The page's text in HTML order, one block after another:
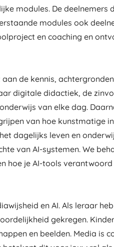
modules. De deelnemers
modules ook
en coaching en
de kennis,
digitale didactiek, de
van elke dag.
van hoe kunstmatige
dagelijks leven en
van AI-systemen. We
hoe je AI-tools
en AI. Als leraar
gekregen.
en beelden. Media is